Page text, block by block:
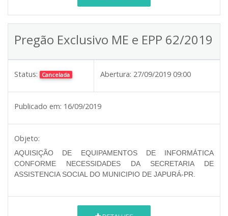
Pregão Exclusivo ME e EPP 62/2019
Status: Cancelada Abertura: 27/09/2019 09:00
Publicado em: 16/09/2019
Objeto:
AQUISIÇÃO DE EQUIPAMENTOS DE INFORMÁTICA
CONFORME NECESSIDADES DA SECRETARIA DE
ASSISTENCIA SOCIAL DO MUNICIPIO DE JAPURÁ-PR.